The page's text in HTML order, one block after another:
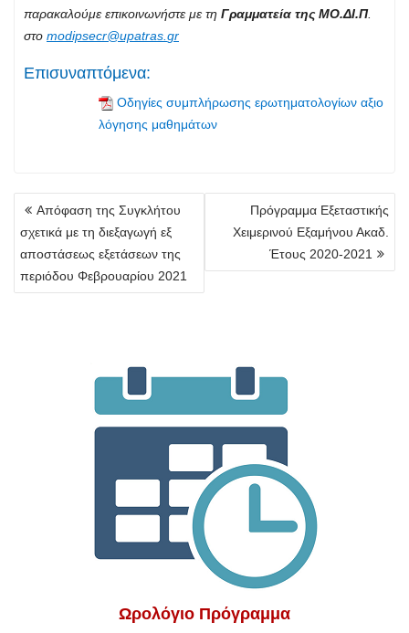
παρακαλούμε επικοινωνήστε με τη Γραμματεία της ΜΟ.ΔΙ.Π.
στο modipsecr@upatras gr
Επισυναπτόμενα:
Οδηγίες συμπλήρωσης ερωτηματολογίων αξιο
λόγησης μαθημάτων
Πλοήγηση
άρθρων
Απόφαση της Συγκλήτου
σχετικά με τη διεξαγωγή εξ
αποστάσεως εξετάσεων της
περιόδου Φεβρουαρίου 2021
Πρόγραμμα Εξεταστικής
Χειμερινού Εξαμήνου Ακαδ.
Έτους 2020-2021
Ωρολόγιο Πρόγραμμα